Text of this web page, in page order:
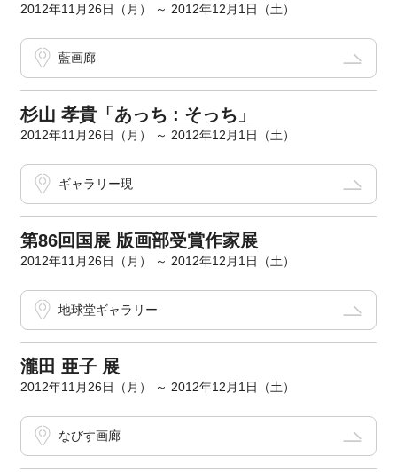
2012年11月26日（月） ～ 2012年12月1日（土）
藍画廊
杉山 孝貴「あっち : そっち」
2012年11月26日（月） ～ 2012年12月1日（土）
ギャラリー現
第86回国展 版画部受賞作家展
2012年11月26日（月） ～ 2012年12月1日（土）
地球堂ギャラリー
瀧田 亜子 展
2012年11月26日（月） ～ 2012年12月1日（土）
なびす画廊